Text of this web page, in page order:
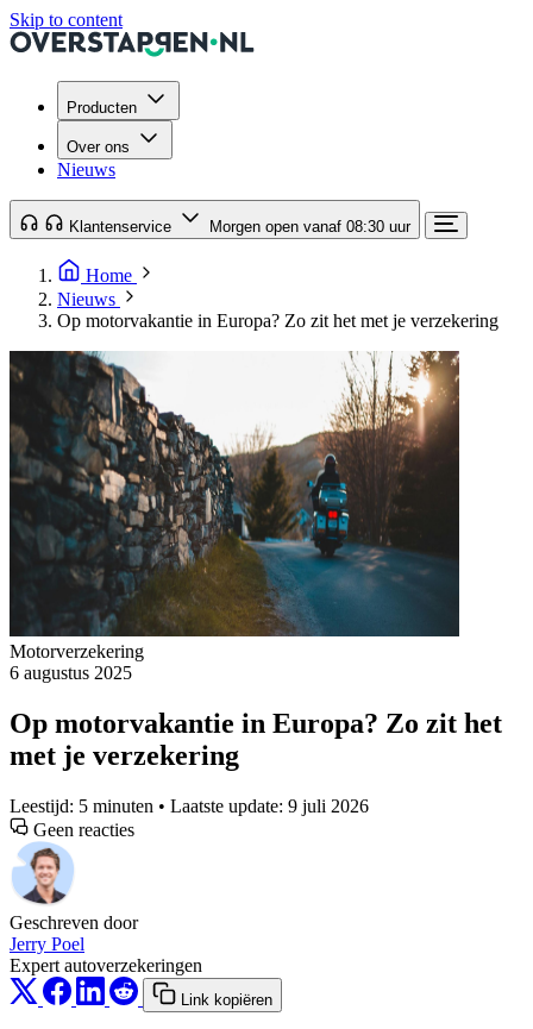
Skip to content
Producten
Over ons
Nieuws
Klantenservice Morgen open vanaf 08:30 uur
Home
Nieuws
Op motorvakantie in Europa? Zo zit het met je verzekering
Motorverzekering
6 augustus 2025
Op motorvakantie in Europa? Zo zit het
met je verzekering
Leestijd: 5 minuten • Laatste update: 9 juli 2026
Geen reacties
Geschreven door
Jerry Poel
Expert autoverzekeringen
Link kopiëren